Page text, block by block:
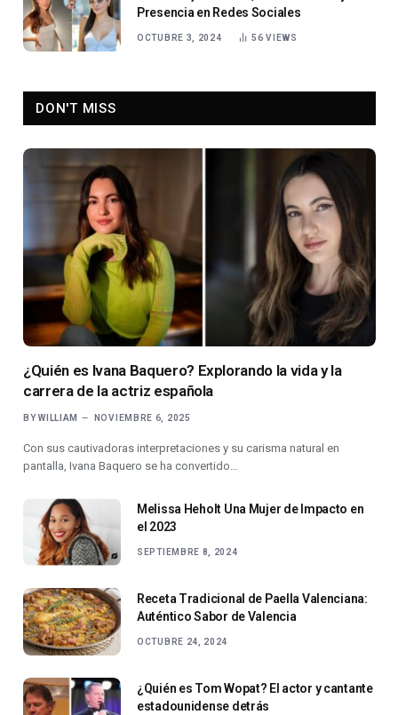
Presencia en Redes Sociales
OCTUBRE 3, 2024 56VIEWS
DON'T MISS
¿Quién es Ivana Baquero? Explorando la vida y la
carrera de la actriz española
BY WILLIAM NOVIEMBRE 6, 2025
Con sus cautivadoras interpretaciones y su carisma natural en
pantalla, Ivana Baquero se ha convertido…
Melissa Heholt Una Mujer de Impacto en
el 2023
SEPTIEMBRE 8, 2024
Receta Tradicional de Paella Valenciana:
Auténtico Sabor de Valencia
OCTUBRE 24, 2024
¿Quién es Tom Wopat? El actor y cantante
estadounidense detrás